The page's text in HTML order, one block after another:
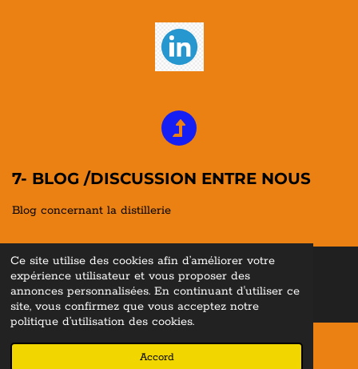
Ce site utilise des cookies afin d’améliorer votre
expérience utilisateur et vous proposer des
annonces personnalisées. En continuant d'utiliser ce
site, vous confirmez que vous acceptez notre
politique d’utilisation des cookies.
Accord
7- BLOG /DISCUSSION ENTRE NOUS
Blog concernant la distillerie
© 2022 - 2026 Whisky Lovers Encyclopediae ©"Tous droitsréservés"
Propulsé parWebador
Téléphone